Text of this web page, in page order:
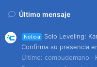
Último mensaje
Noticia
Solo Leveling:
Confirma su presencia
Último: compudemano